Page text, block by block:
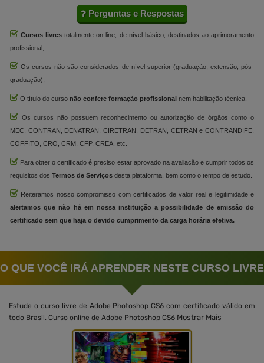
Perguntas e Respostas
Cursos livres totalmente on-line, de nível básico, destinados ao aprimoramento
profissional;
Os cursos não são considerados de nível superior (graduação, extensão, pós-
graduação);
O título do curso não confere formação profissional nem habilitação técnica.
Os cursos não possuem reconhecimento ou autorização de órgãos como o
MEC, CONTRAN, DENATRAN, CIRETRAN, DETRAN, CETRAN e CONTRANDIFE,
COFFITO, CRO, CRM, CFP, CREA, etc.
Para obter o certificado é preciso estar aprovado na avaliação e cumprir todos os
requisitos dos Termos de Serviços desta plataforma, bem como o tempo de estudo.
Reiteramos nosso compromisso com certificados de valor real e legitimidade e
alertamos que não há em nossa instituição a possibilidade de emissão do
certificado sem que haja o devido cumprimento da carga horária efetiva.
O QUE VOCÊ IRÁ APRENDER NESTE CURSO LIVRE
Estude o curso livre de Adobe Photoshop CS6 com certificado válido em
todo Brasil. Curso online de Adobe Photoshop CS6 Mostrar Mais